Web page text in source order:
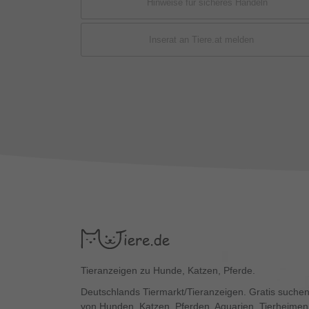
Hinweise für sicheres Handeln
Inserat an Tiere.at melden
Tieranzeigen zu Hunde, Katzen, Pferde.
Deutschlands Tiermarkt/Tieranzeigen. Gratis
von Hunden, Katzen, Pferden, Aquarien,